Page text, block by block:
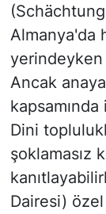
​Almanya'da
yerindeyken
Ancak
​Dini
şoklamasız
Dairesi)